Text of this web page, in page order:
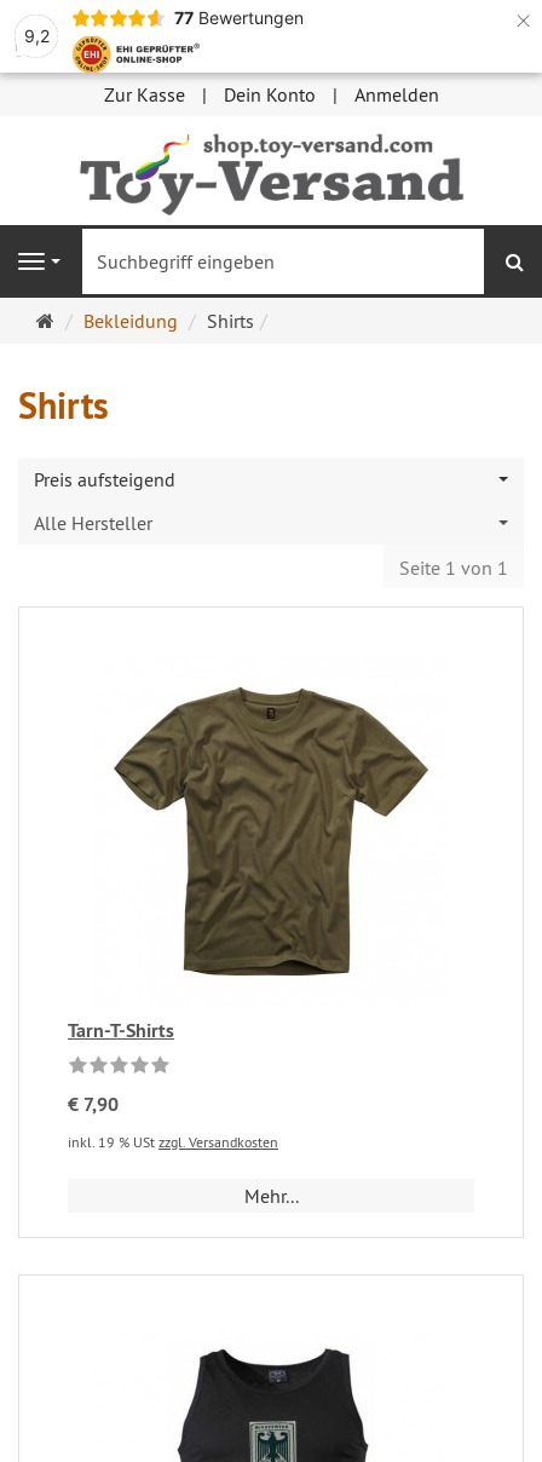
9,2
77 Bewertungen ×
Zur Kasse Dein Konto Anmelden
Navigation
Startseite
Bekleidung Shirts
Shirts
Preis aufsteigend
Alle Hersteller
Seite 1 von 1
Tarn-T-Shirts
€ 7,90
inkl. 19 % USt zzgl. Versandkosten
Mehr...